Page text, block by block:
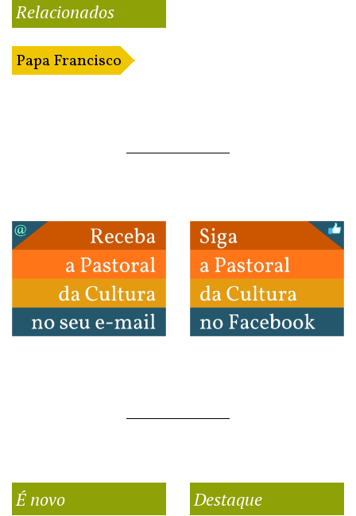
Relacionados
Papa Francisco
É novo Destaque